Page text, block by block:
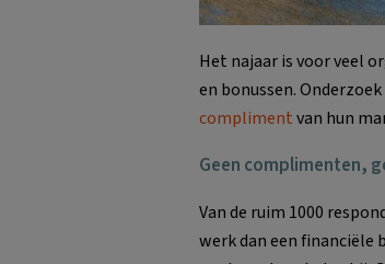
Het najaar is voor veel
en bonussen.
complimentvan hun
Geen complimenten,
Van de ruim 1000
werk dan een